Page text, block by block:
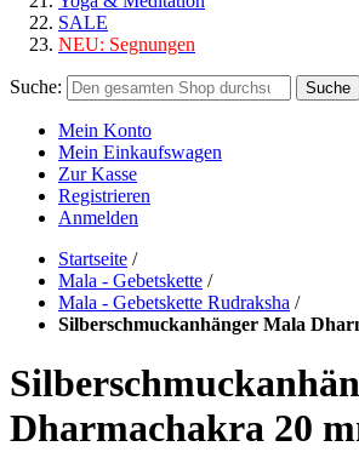
SALE
NEU: Segnungen
Suche: Suche
Mein Konto
Mein Einkaufswagen
Zur Kasse
Registrieren
Anmelden
Startseite /
Mala - Gebetskette /
Mala - Gebetskette Rudraksha /
Silberschmuckanhänger Mala
Dharmachakra 20